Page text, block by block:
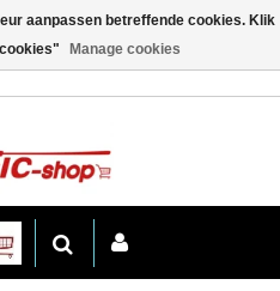
aanpassen betreffende cookies. Klik
Manage cookies